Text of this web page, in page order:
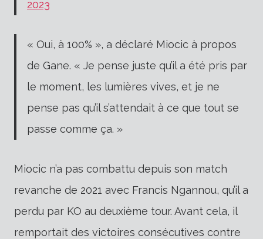
2023
« Oui, à 100% », a déclaré Miocic à propos
de Gane. « Je pense juste qu’il a été pris par
le moment, les lumières vives, et je ne
pense pas qu’il s’attendait à ce que tout se
passe comme ça. »
Miocic n’a pas combattu depuis son match
revanche de 2021 avec Francis Ngannou, qu’il a
perdu par KO au deuxième tour. Avant cela, il
remportait des victoires consécutives contre